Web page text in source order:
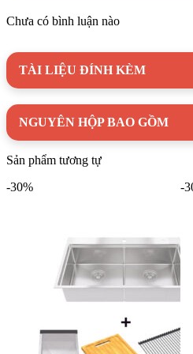
nghiệm. Chất liệu đá nhân tạo
còn sở hữu cấu trúc siêu mịn,
tích tụ, giữ cho căn bếp luôn sạch
Chậu Rửa Chén HAFELE HS-
lượng
cường độ chắc chắn và khả năng
những chậu rửa chén đá nhân tạo
nhiều tính năng ưu việt.
Chậu có khả năng chống bám
giúp việc vệ sinh trở nên dễ
được nhiệt độ lên đến 180ºC, an
Chưa có bình luận nào
TÀI LIỆU ĐÍNH KÈM
NGUYÊN HỘP BAO GỒM
Sản phẩm tương tự
-30%
-